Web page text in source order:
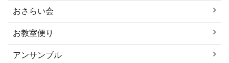
おさらい会
お教室便り
アンサンブル